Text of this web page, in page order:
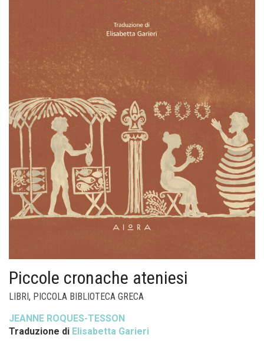
Piccole cronache ateniesi
LIBRI, PICCOLA BIBLIOTECA GRECA
JEANNE ROQUES-TESSON
Traduzione di Elisabetta Garieri